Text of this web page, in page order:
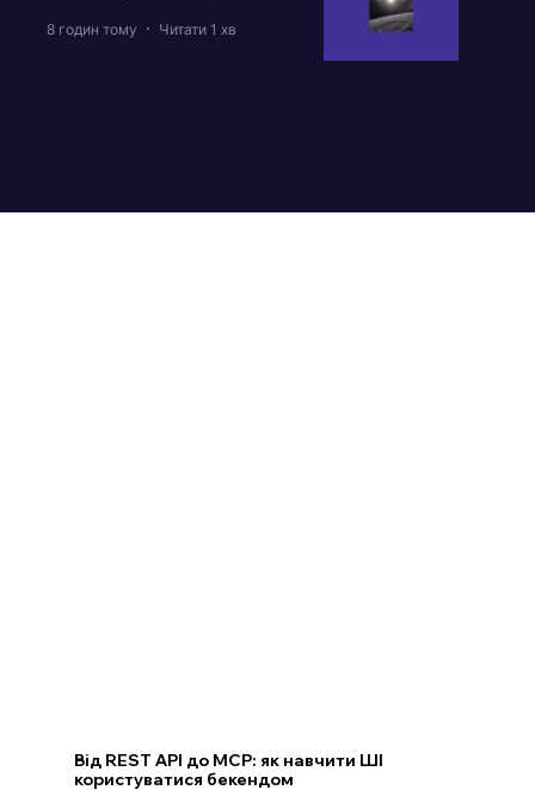
Від REST API до MCP: як навчити ШІ
користуватися бекендом
8 годин тому Читати 1 хв